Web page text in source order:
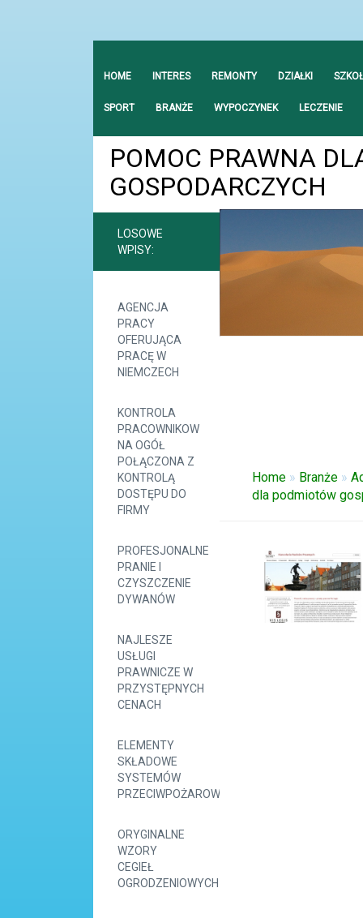
HOME INTERES REMONTY DZIAŁKI
SPORT BRANŻE WYPOCZYNEK LECZENIE
POMOC PRAWNA
GOSPODARCZYCH
LOSOWE
WPISY:
AGENCJA
PRACY
OFERUJĄCA
PRACĘ W
NIEMCZECH
KONTROLA
PRACOWNIKOW
NA OGÓŁ
POŁĄCZONA Z
KONTROLĄ
DOSTĘPU DO
FIRMY
PROFESJONALNE
PRANIE I
CZYSZCZENIE
DYWANÓW
NAJLESZE
USŁUGI
PRAWNICZE W
PRZYSTĘPNYCH
CENACH
ELEMENTY
SKŁADOWE
SYSTEMÓW
PRZECIWPOŻAROWYCH
ORYGINALNE
WZORY
CEGIEŁ
OGRODZENIOWYCH
Home » Branże »
dla podmiotów